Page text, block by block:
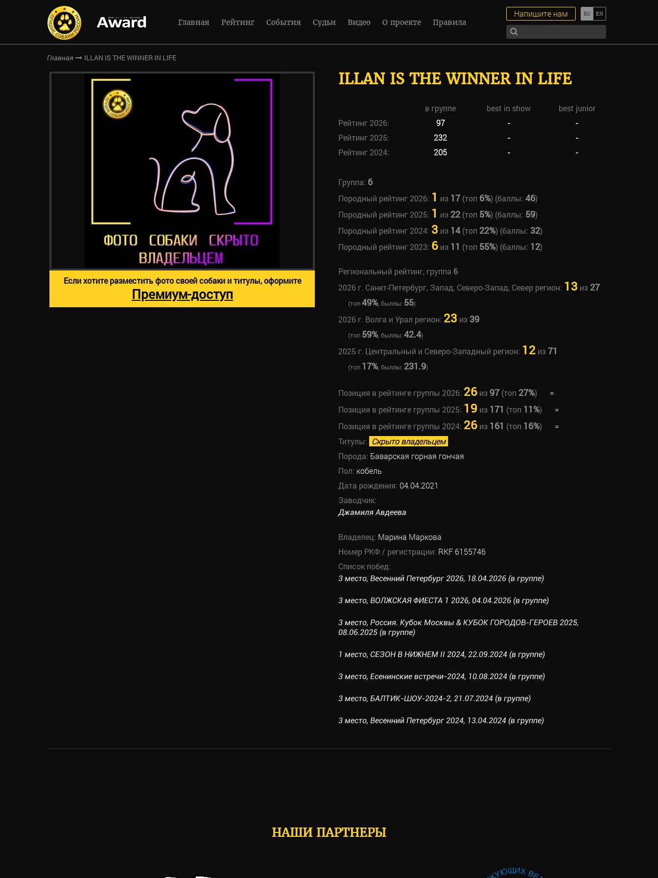
Главная Рейтинг События Судьи Видео О проекте Правила
Напишите нам
Главная ILLAN IS THE WINNER IN LIFE
ILLAN IS THE WINNER IN LIFE
в группе best in show
best junior
Рейтинг 2026:
97 -
-
Рейтинг 2025:
232 -
-
Рейтинг 2024:
205 - -
Группа: 6
Породный рейтинг 2026: 1 из 17(топ 6%) (баллы: 46)
Породный рейтинг 2025: 1 из 22(топ 5%) (баллы: 59)
Породный рейтинг 2024: 3 из 14(топ 22%) (баллы: 32)
Породный рейтинг 2023: 6из 11 (топ 55%) (баллы: 12)
Региональный рейтинг, группа 6
2026 г. Санкт-Петербург, Запад, Северо-Запад, Север регион: 13 из 27
(топ49%, быллы: 55)
2026 г. Волга и Урал регион: 23 из 39
(топ 59%, быллы:42.4)
2025 г. Центральный и Северо-Западный регион: 12из71
(топ 17%, быллы: 231.9)
Позиция в рейтинге группы 2026: 26из97(топ 27%)
=
Позиция в рейтинге группы 2025: 19 из 171 (топ 11%)
=
Позиция в рейтинге группы 2024: 26из 161 (топ 16%)
=
Титулы: Скрыто владельцем
Порода: Баварская горная гончая
Пол: кобель
Дата рождения: 04.04.2021
Заводчик:
Джамиля Авдеева
Владелец: Марина Маркова
Номер РКФ / регистрации: RKF 6155746
Список побед:
3 место, Весенний Петербург 2026, 18.04.2026 (в группе)
3 место, ВОЛЖСКАЯ ФИЕСТА 1 2026, 04.04.2026 (в группе)
3 место, Россия. Кубок Москвы & КУБОК ГОРОДОВ-ГЕРОЕВ 2025,
08.06.2025 (в группе)
1 место, СЕЗОН В НИЖНЕМ II 2024, 22.09.2024 (в группе)
3 место, Есенинские встречи-2024, 10.08.2024 (в группе)
3 место, БАЛТИК-ШОУ-2024-2, 21.07.2024 (в группе)
3 место, Весенний Петербург 2024, 13.04.2024 (в группе)
Если хотите разместить фото своей собаки и титулы, оформите
Премиум-доступ
НАШИ ПАРТНЕРЫ